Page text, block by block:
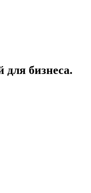
бизнеса.